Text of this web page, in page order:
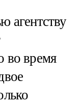
агентству
во время